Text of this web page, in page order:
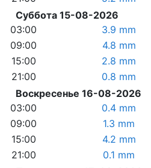
Суббота 15-08-2026
03:00
3.9 mm
09:00
4.8 mm
15:00
2.8 mm
21:00
0.8 mm
Воскресенье 16-08-2026
03:00
0.4 mm
09:00
1.3 mm
15:00
4.2 mm
21:00
0.1 mm